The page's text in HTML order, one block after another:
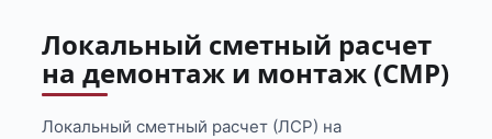
Локальный сметный расчет
на демонтаж и монтаж (СМР)
Локальный сметный расчет (ЛСР) на